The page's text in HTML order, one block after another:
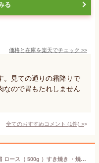
る
価格と在庫を楽天でチェック >>
。見ての通りの霜降りで
なので胃もたれしません
全てのおすすめコメント (1件) >
【ふるさと納税】 飛騨牛 A5 等級 肩 ロース（ 500g ）すき焼き ・焼肉 用 | 肉のかた山 牛肉 送料無料 M19S10